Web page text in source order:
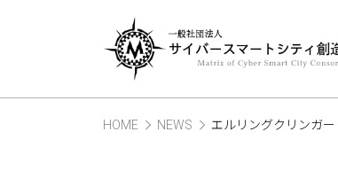
HOME NEWS エルリングクリンガ